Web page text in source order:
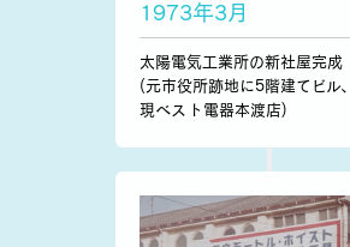
1973年3月
太陽電気工業所の新社屋完成
(元市役所跡地に5階建てビル、
現ベスト電器本渡店)